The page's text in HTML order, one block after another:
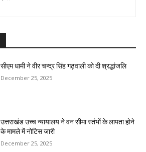
सीएम धामी ने वीर चन्द्र सिंह गढ़वाली को दी श्रद्धांजलि
December 25, 2025
उत्तराखंड उच्च न्यायालय ने वन सीमा स्तंभों के लापता होने
के मामले में नोटिस जारी
December 25, 2025